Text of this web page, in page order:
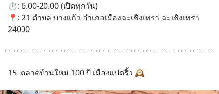
⏱️: 6.00-20.00 (เปิดทุกวัน)
📍: 21 ตำบล บางแก้ว อำเภอเมืองฉะเชิงเทรา ฉะเชิงเทรา
24000
15. ตลาดบ้านใหม่ 100 ปี เมืองแปดริ้ว 🕰️